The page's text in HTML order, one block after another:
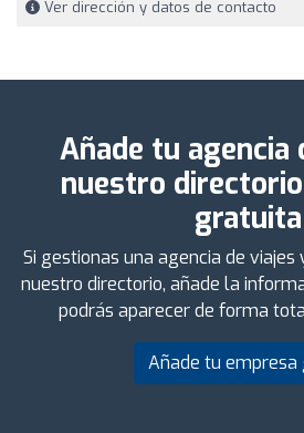
Ver dirección y datos de contacto
Añade tu agencia
nuestro
gratuita
Si gestionas una agencia de viajes
nuestro directorio, añade la
podrás aparecer de forma
Añade tu empresa